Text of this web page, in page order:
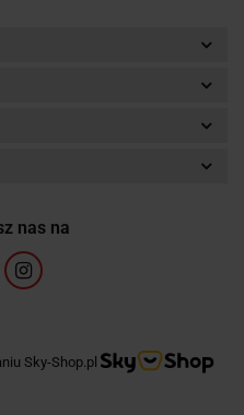
nas na
Sky-Shop.pl